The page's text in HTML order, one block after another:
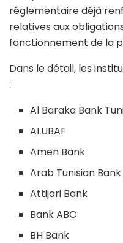
réglementaire déjà
relatives aux
fonctionnement de la
Dans le détail, les
:
Al Baraka Bank
ALUBAF
Amen Bank
Arab Tunisian
Attijari Bank
Bank ABC
BH Bank